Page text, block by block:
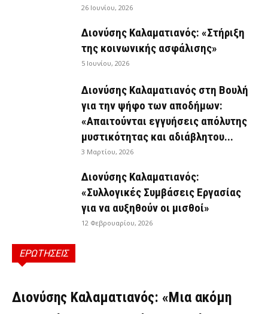
26 Ιουνίου, 2026
Διονύσης Καλαματιανός: «Στήριξη
της κοινωνικής ασφάλισης»
5 Ιουνίου, 2026
Διονύσης Καλαματιανός στη Βουλή
για την ψήφο των αποδήμων:
«Απαιτούνται εγγυήσεις απόλυτης
μυστικότητας και αδιάβλητου...
3 Μαρτίου, 2026
Διονύσης Καλαματιανός:
«Συλλογικές Συμβάσεις Εργασίας
για να αυξηθούν οι μισθοί»
12 Φεβρουαρίου, 2026
ΕΡΩΤΗΣΕΙΣ
ΕΡΩΤΉΣΕΙΣ
Διονύσης Καλαματιανός: «Μια ακόμη